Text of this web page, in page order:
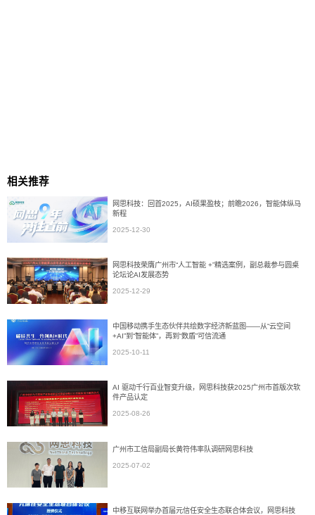
相关推荐
网思科技：回首2025，AI硕果盈枝；前瞻2026，智能体纵马
新程
2025-12-30
网思科技荣膺广州市“人工智能 +”精选案例，副总裁参与圆桌
论坛论AI发展态势
2025-12-29
中国移动携手生态伙伴共绘数字经济新蓝图——从“云空间
+AI”到“智能体”，再到“数盾”可信流通
2025-10-11
AI 驱动千行百业智变升级，网思科技获2025广州市首版次软
件产品认定
2025-08-26
广州市工信局副局长黄符伟率队调研网思科技
2025-07-02
中移互联网举办首届元信任安全生态联合体会议，网思科技